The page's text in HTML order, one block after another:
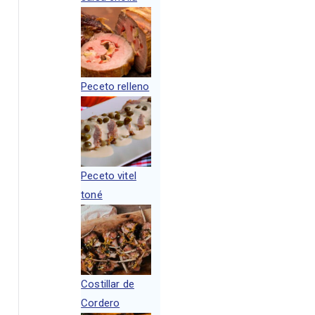
Peceto relleno
Peceto vitel
toné
Costillar de
Cordero